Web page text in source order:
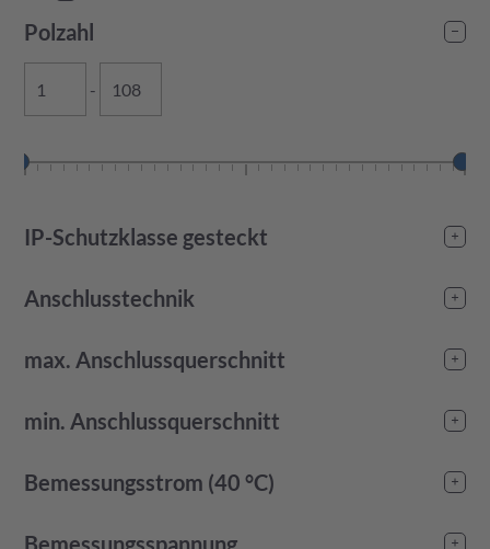
Polzahl
-
IP-Schutzklasse gesteckt
IP40(
IP65(57)
IP68(1)
Anschlusstechnik
)
max. Anschlussquerschnitt
-
min. Anschlussquerschnitt
-
Bemessungsstrom (40 °C)
-
Bemessungsspannung